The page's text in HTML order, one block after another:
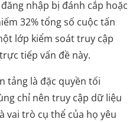
nhập bị đánh cắp hoặc
32% tổng số cuộc tấn
lớp kiểm soát truy cập
tiếp vấn đề này.
tảng là đặc quyền tối
chỉ nên truy cập dữ liệu
vai trò cụ thể của họ yêu